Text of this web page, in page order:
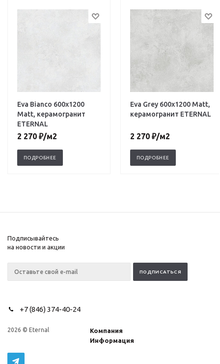
Eva Bianco 600х1200
Matt, керамогранит
ETERNAL
2 270 ₽/м2
ПОДРОБНЕЕ
Eva Grey 600х1200 Matt,
керамогранит ETERNAL
2 270 ₽/м2
ПОДРОБНЕЕ
Подписывайтесь
на новости и акции
+7 (846) 374-40-24
2026 © Eternal
Компания
Информация